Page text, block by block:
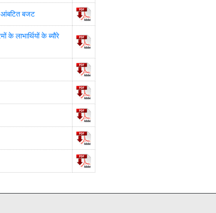
आंबटित बजट
लाभार्थियों के ब्यौरे